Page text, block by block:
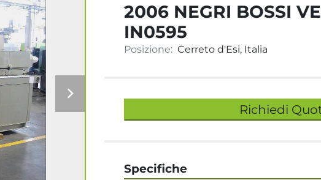
2006 NEGRI BOSSI
IN0595
Posizione: Cerreto d'Esi, Italia
Richiedi
Specifiche